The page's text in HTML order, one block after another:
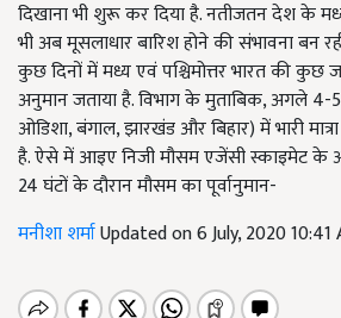
दिखाना भी शुरू कर दिया है. नतीजतन देश के
भी अब मूसलाधार बारिश होने की संभावना बन
कुछ दिनों में मध्य एवं पश्चिमोत्तर भारत की कुछ
अनुमान जताया है. विभाग के मुताबिक, अगले 4-5
ओडिशा, बंगाल, झारखंड और बिहार) में भारी
है. ऐसे में आइए निजी मौसम एजेंसी स्काइमेट के
24 घंटों के दौरान मौसम का पूर्वानुमान-
मनीशा शर्माUpdated on 6 July, 2020 10:41